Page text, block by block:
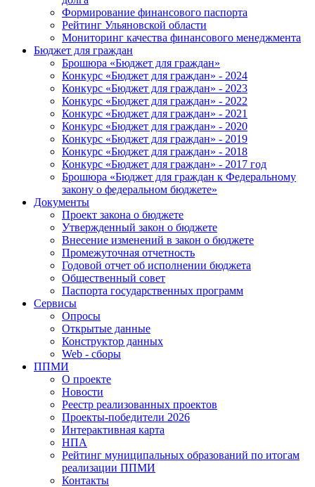
Формирование финансового паспорта
Рейтинг Ульяновской области
Мониторинг качества финансового менеджмента
Бюджет для граждан
Брошюра «Бюджет для граждан»
Конкурс «Бюджет для граждан» - 2024
Конкурс «Бюджет для граждан» - 2023
Конкурс «Бюджет для граждан» - 2022
Конкурс «Бюджет для граждан» - 2021
Конкурс «Бюджет для граждан» - 2020
Конкурс «Бюджет для граждан» - 2019
Конкурс «Бюджет для граждан» - 2018
Конкурс «Бюджет для граждан» - 2017 год
Брошюра «Бюджет для граждан к Федеральному
закону о федеральном бюджете»
Документы
Проект закона о бюджете
Утвержденный закон о бюджете
Внесение изменений в закон о бюджете
Промежуточная отчетность
Годовой отчет об исполнении бюджета
Общественный совет
Паспорта государственных программ
Сервисы
Опросы
Открытые данные
Конструктор данных
Web - сборы
ППМИ
О проекте
Новости
Реестр реализованных проектов
Проекты-победители 2026
Интерактивная карта
НПА
Рейтинг муниципальных образований по итогам
реализации ППМИ
Контакты